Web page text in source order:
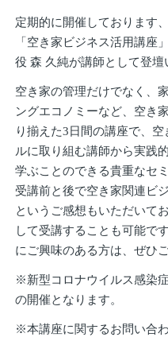
定期的に開催しております
「空き家ビジネス活用講座
役 森 久純が講師として登壇
空き家の管理だけでなく、
ングエコノミーなど、空き
り揃えた3日間の講座で、
ルに取り組む講師から実践
学ぶことのできる貴重なセ
受講前と後で空き家関連ビ
というご感想もいただいて
して受講することも可能で
にご興味のある方は、ぜひ
※新型コロナウイルス感染
の開催となります。
※本講座に関するお問い合